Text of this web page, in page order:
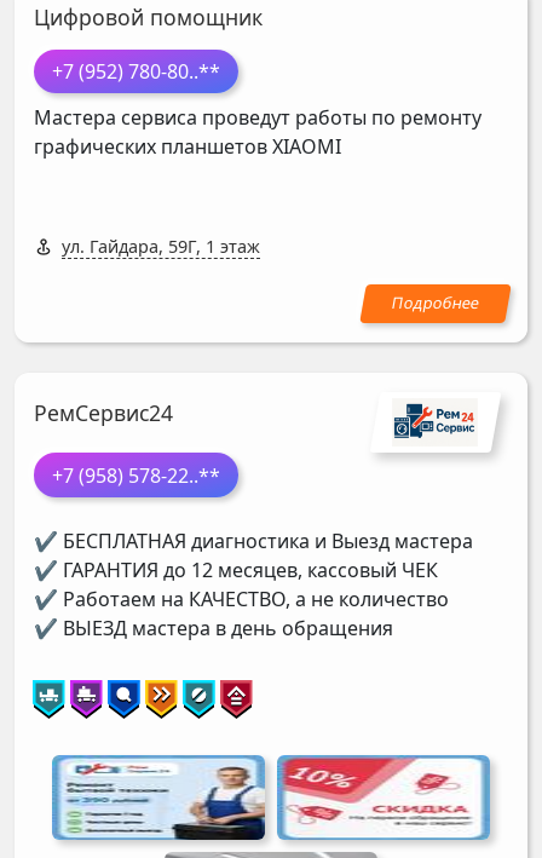
Цифровой помощник
+7 (952) 780-80..**
Мастера сервиса проведут работы по ремонту
графических планшетовXIAOMI
ул. Гайдара, 59Г, 1 этаж
РемСервис24
+7 (958) 578-22..**
✔ БЕСПЛАТНАЯ диагностика и Выезд мастера
✔ ГАРАНТИЯ до 12 месяцев, кассовый ЧЕК
✔ Работаем на КАЧЕСТВО, а не количество
✔ ВЫЕЗД мастера в день обращения